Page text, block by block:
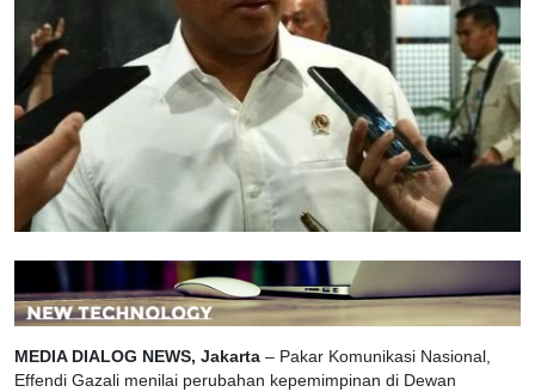
MEDIA DIALOG NEWS, Jakarta – Pakar Komunikasi Nasional,
Effendi Gazali menilai perubahan kepemimpinan di Dewan